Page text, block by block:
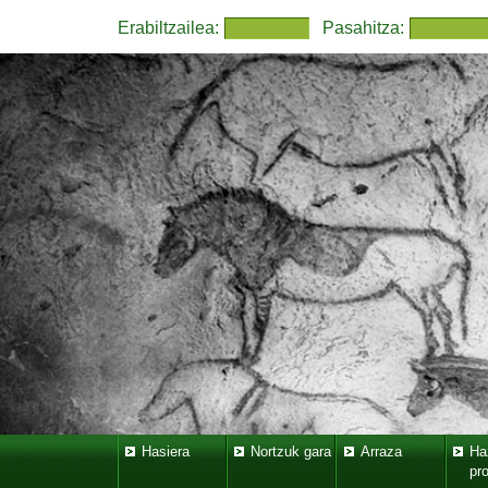
Erabiltzailea: Pasahitza:
Hasiera Nortzuk gara Arraza